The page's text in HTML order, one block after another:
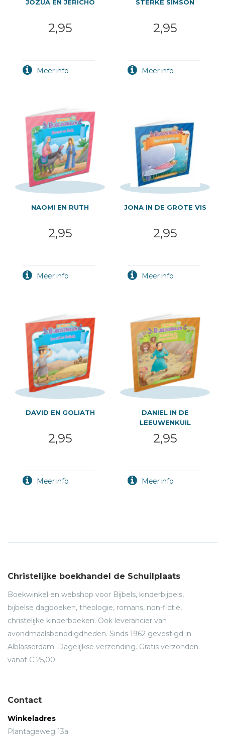
JOZUA EN JERICHO
2,95
STERKE SIMSON
2,95
NAOMI EN RUTH
2,95
JONA IN DE GROTE VIS
2,95
DAVID EN GOLIATH
2,95
DANIEL IN DE
LEEUWENKUIL
2,95
Christelijke boekhandel de Schuilplaats
Boekwinkel en webshop voor Bijbels, kinderbijbels,
bijbelse dagboeken, theologie, romans, non-fictie,
christelijke kinderboeken. Ook leverancier van
avondmaalsbenodigdheden. Sinds 1962 gevestigd in
Alblasserdam. Dagelijkse verzending. Gratis verzonden
vanaf € 25,00.
Contact
Winkeladres
Plantageweg 13a